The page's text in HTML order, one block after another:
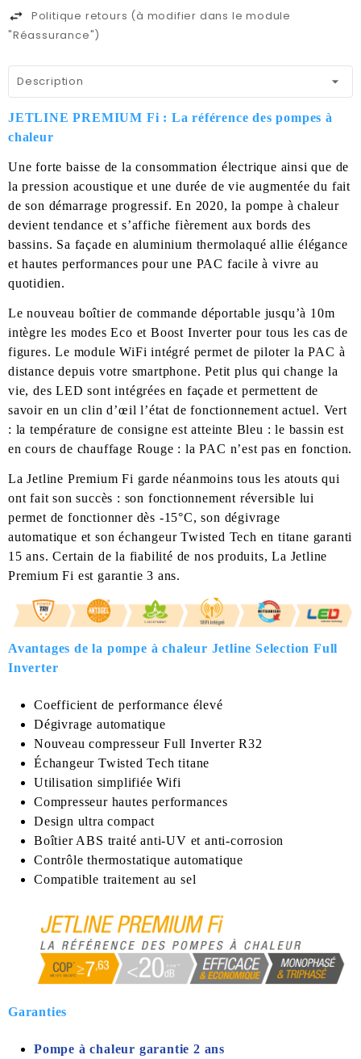
Politique retours (à modifier dans le module
"Réassurance")
Description
JETLINE PREMIUM Fi : La référence des pompes à
chaleur
Une forte baisse de la consommation électrique ainsi que de
la pression acoustique et une durée de vie augmentée du fait
de son démarrage progressif. En 2020, la pompe à chaleur
devient tendance et s’affiche fièrement aux bords des
bassins. Sa façade en aluminium thermolaqué allie élégance
et hautes performances pour une PAC facile à vivre au
quotidien.
Le nouveau boîtier de commande déportable jusqu’à 10m
intègre les modes Eco et Boost Inverter pour tous les cas de
figures. Le module WiFi intégré permet de piloter la PAC à
distance depuis votre smartphone. Petit plus qui change la
vie, des LED sont intégrées en façade et permettent de
savoir en un clin d’œil l’état de fonctionnement actuel. Vert
: la température de consigne est atteinte Bleu : le bassin est
en cours de chauffage Rouge : la PAC n’est pas en fonction.
La Jetline Premium Fi garde néanmoins tous les atouts qui
ont fait son succès : son fonctionnement réversible lui
permet de fonctionner dès -15°C, son dégivrage
automatique et son échangeur Twisted Tech en titane garanti
15 ans. Certain de la fiabilité de nos produits, La Jetline
Premium Fi est garantie 3 ans.
Avantages de la pompe à chaleur Jetline Selection Full
Inverter
Coefficient de performance élevé
Dégivrage automatique
Nouveau compresseur Full Inverter R32
Échangeur Twisted Tech titane
Utilisation simplifiée Wifi
Compresseur hautes performances
Design ultra compact
Boîtier ABS traité anti-UV et anti-corrosion
Contrôle thermostatique automatique
Compatible traitement au sel
Garanties
Pompe à chaleur garantie 2 ans